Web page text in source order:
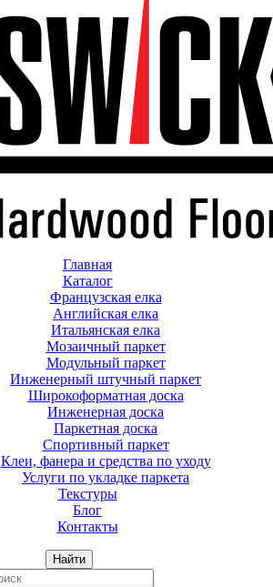
Главная
Каталог
Французская елка
Английская елка
Итальянская елка
Мозаичный паркет
Модульный паркет
Инженерный штучный паркет
Широкоформатная доска
Инженерная доска
Паркетная доска
Спортивный паркет
Клеи, фанера и средства по уходу
Услуги по укладке паркета
Текстуры
Блог
Контакты
Найти